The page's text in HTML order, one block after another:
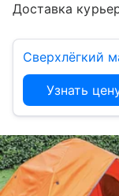
Доставка
Сверхлёгкий
Узнать